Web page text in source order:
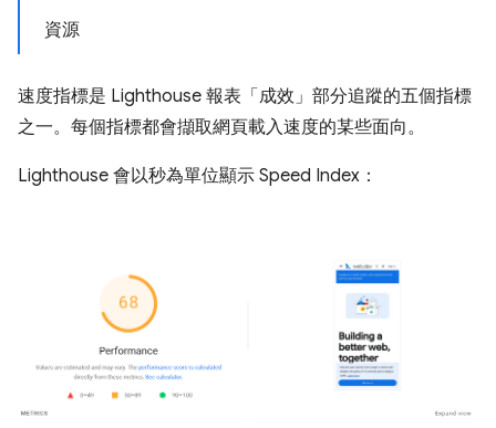
資源
速度指標是 Lighthouse 報表「成效」 部分追蹤的五個指標
之一。每個指標都會擷取網頁載入速度的某些面向。
Lighthouse 會以秒為單位顯示 Speed Index：